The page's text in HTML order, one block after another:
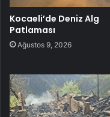
Kocaeli’de Deniz Alg
Patlaması
Ağustos 9, 2026